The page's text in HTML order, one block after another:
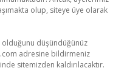
olup, siteye üye olarak
olduğunu düşündüğünüz
adresine bildirmeniz
sitemizden kaldırılacaktır.